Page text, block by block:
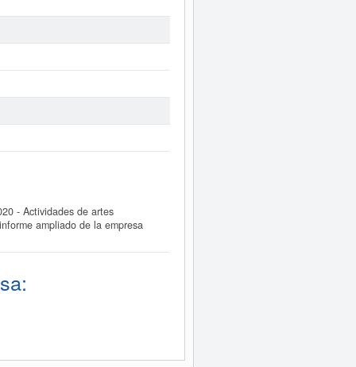
- Actividades de artes
ampliado de la empresa